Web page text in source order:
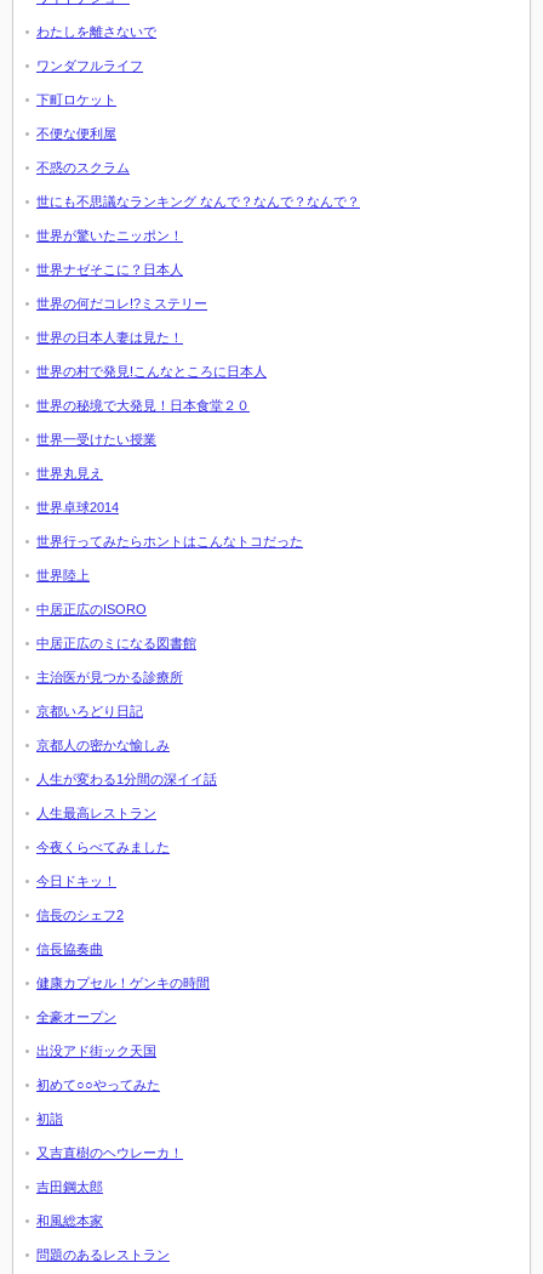
わたしを離さないで
ワンダフルライフ
下町ロケット
不便な便利屋
不惑のスクラム
世にも不思議なランキング なんで？なんで？なんで？
世界が驚いたニッポン！
世界ナゼそこに？日本人
世界の何だコレ!?ミステリー
世界の日本人妻は見た！
世界の村で発見!こんなところに日本人
世界の秘境で大発見！日本食堂２０
世界一受けたい授業
世界丸見え
世界卓球2014
世界行ってみたらホントはこんなトコだった
世界陸上
中居正広のISORO
中居正広のミになる図書館
主治医が見つかる診療所
京都いろどり日記
京都人の密かな愉しみ
人生が変わる1分間の深イイ話
人生最高レストラン
今夜くらべてみました
今日ドキッ！
信長のシェフ2
信長協奏曲
健康カプセル！ゲンキの時間
全豪オープン
出没アド街ック天国
初めて○○やってみた
初詣
又吉直樹のヘウレーカ！
吉田鋼太郎
和風総本家
問題のあるレストラン